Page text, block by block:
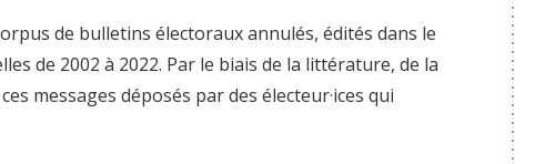
de bulletins électoraux annulés, édités dans le
de 2002 à 2022. Par le biais de la littérature, de la
messages déposés par des électeur·ices qui